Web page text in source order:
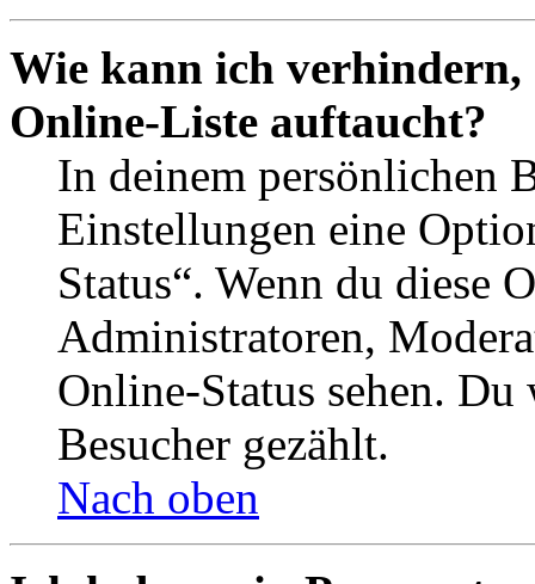
Wie kann ich verhindern,
Online-Liste auftaucht?
In deinem persönlichen
Einstellungen eine
Status“. Wenn du diese
Administratoren,
Online-Status sehen.
Besucher gezählt.
Nach oben